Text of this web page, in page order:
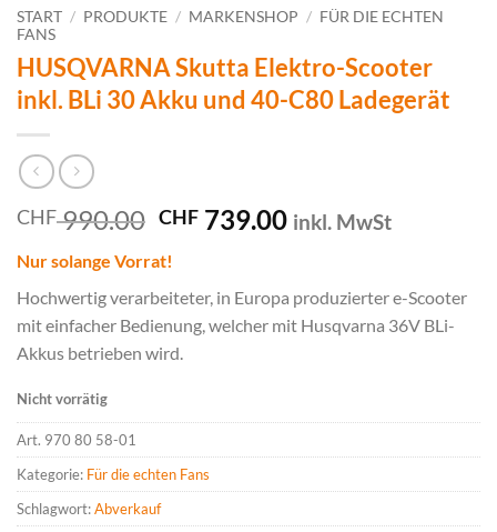
START / PRODUKTE / MARKENSHOP / FÜR DIE ECHTEN
FANS
HUSQVARNA Skutta Elektro-Scooter
inkl. BLi 30 Akku und 40-C80 Ladegerät
CHF990.00 Ursprünglicher
war:
CHF 990.00
CHF 739.00Aktueller
CHF 739.00.
inkl. MwSt
Nur solange Vorrat!
Hochwertig verarbeiteter, in Europa produzierter e-Scooter
mit einfacher Bedienung, welcher mit Husqvarna 36V BLi-
Akkus betrieben wird.
Nicht vorrätig
Art. 970 80 58-01
Kategorie: Für die echten Fans
Schlagwort:Abverkauf